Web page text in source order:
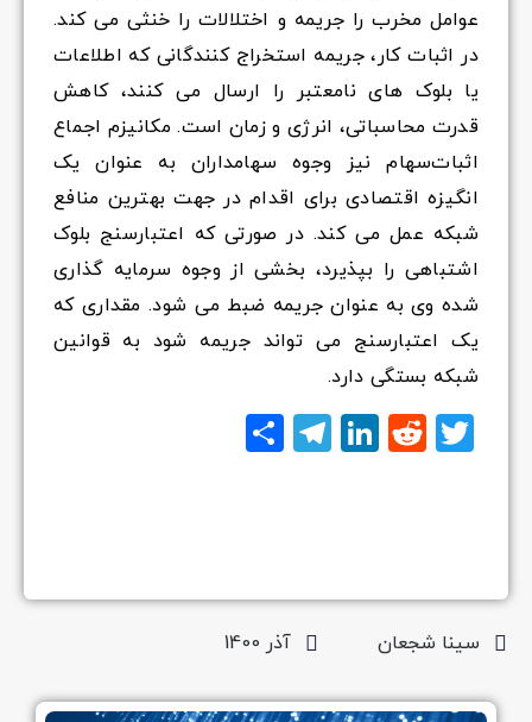
عوامل مخرب را جریمه و اختلالات را خنثی می کند.
در اثبات کار، جریمه استخراج کنندگانی که اطلاعات
یا بلوک های نامعتبر را ارسال می کنند، کاهش
قدرت محاسباتی، انرژی و زمان است. مکانیزم اجماع
اثبات‌سهام نیز وجوه سهامداران به عنوان یک
انگیزه اقتصادی برای اقدام در جهت بهترین منافع
شبکه عمل می کند. در صورتی که اعتبارسنج بلوک
اشتباهی را بپذیرد، بخشی از وجوه سرمایه گذاری
شده وی به عنوان جریمه ضبط می شود. مقداری که
یک اعتبارسنج می تواند جریمه شود به قوانین
شبکه بستگی دارد.
Twitter
Reddit
LinkedIn
Telegram
اشتراک
سینا شجعان آذر 1400